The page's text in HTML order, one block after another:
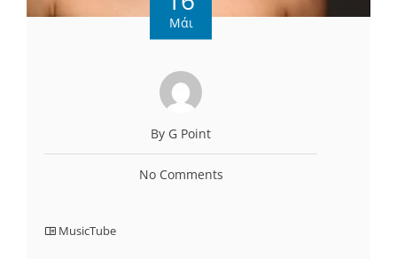
Μάι
By G Point
No Comments
MusicTube